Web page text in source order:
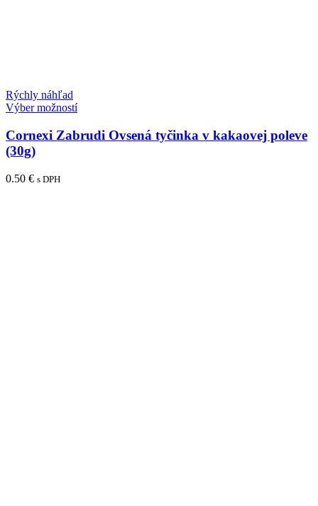
Rýchly náhľad
Výber možnostíTento
má
viacero
Cornexi Zabrudi Ovsená tyčinka v kakaovej poleve
(30g)
0.50 € s DPH